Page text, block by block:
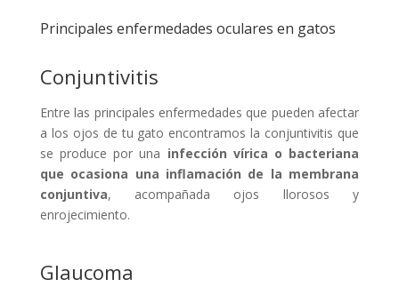
Principales enfermedades oculares en gatos
Conjuntivitis
Entre las principales enfermedades que pueden afectar
a los ojos de tu gato encontramos la conjuntivitis que
se produce por una infección vírica o bacteriana
que ocasiona una inflamación de la membrana
conjuntiva, acompañada ojos llorosos y
enrojecimiento.
Glaucoma